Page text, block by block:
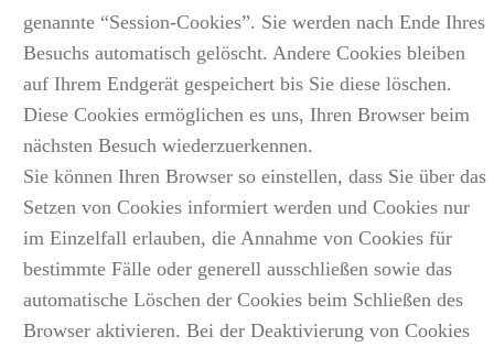
genannte “Session-Cookies”. Sie werden nach Ende Ihres
Besuchs automatisch gelöscht. Andere Cookies bleiben
auf Ihrem Endgerät gespeichert bis Sie diese löschen.
Diese Cookies ermöglichen es uns, Ihren Browser beim
nächsten Besuch wiederzuerkennen.
Sie können Ihren Browser so einstellen, dass Sie über das
Setzen von Cookies informiert werden und Cookies nur
im Einzelfall erlauben, die Annahme von Cookies für
bestimmte Fälle oder generell ausschließen sowie das
automatische Löschen der Cookies beim Schließen des
Browser aktivieren. Bei der Deaktivierung von Cookies